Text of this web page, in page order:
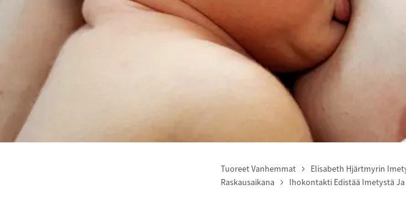
Tuoreet Vanhemmat Elisabeth Hjärtmyrin
Raskausaikana
Ihokontakti Edistää Imetystä